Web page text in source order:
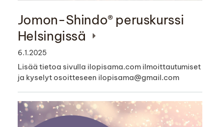
Jomon-Shindo® peruskurssi
Helsingissä
6.1.2025
Lisää tietoa sivulla ilopisama.com ilmoittautumiset
ja kyselyt osoitteseen ilopisama@gmail.com